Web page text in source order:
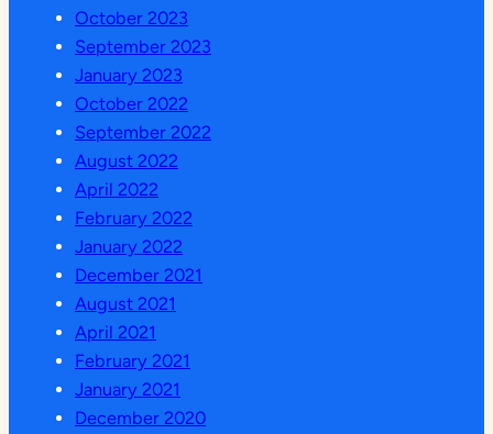
October 2023
September 2023
January 2023
October 2022
September 2022
August 2022
April 2022
February 2022
January 2022
December 2021
August 2021
April 2021
February 2021
January 2021
December 2020